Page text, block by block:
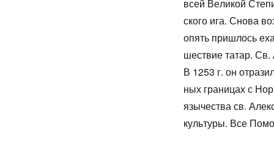
всей Ве­ли­кой
ско­го ига. Сно­ва
опять при­шлось
ше­ствие та­тар.
В 1253 г. он
ных гра­ни­цах с
язы­че­ства св.
куль­ту­ры. Все